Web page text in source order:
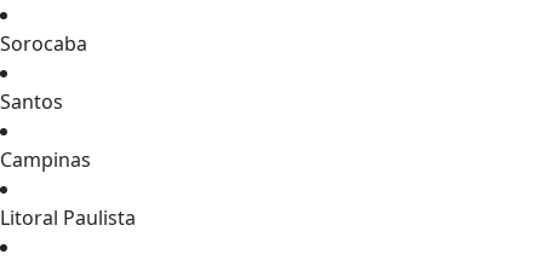
Sorocaba
Santos
Campinas
Litoral Paulista